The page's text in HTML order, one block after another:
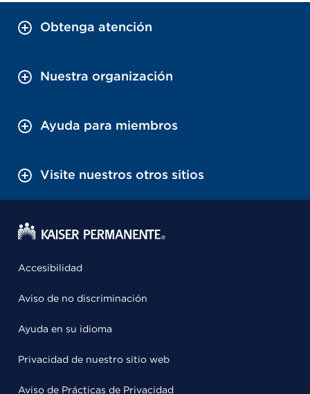
Obtenga atención
Nuestra organización
Ayuda para miembros
Visite nuestros otros sitios
Accesibilidad
Aviso de no discriminación
Ayuda en su idioma
Privacidad de nuestro sitio web
Aviso de Prácticas de Privacidad